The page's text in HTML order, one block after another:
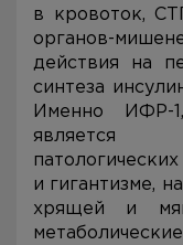
в кровоток,
органов-
действия на
синтеза
Именно ИФР-
является
и гигантизме,
хрящей и